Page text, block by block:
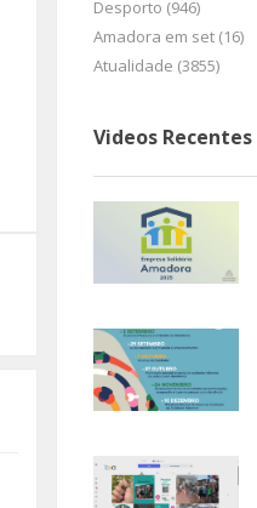
Desporto (946)
Amadora em set (16)
Atualidade (3855)
Videos Recentes